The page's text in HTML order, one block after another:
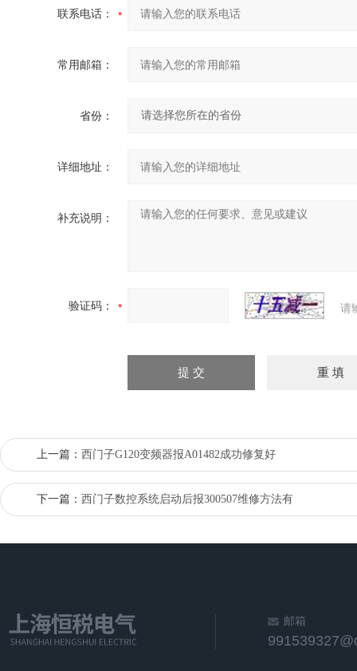
联系电话：
常用邮箱：
省份：
详细地址：
补充说明：
验证码： 请
上一篇： 西门子G120变频器报A01482成功修复好
下一篇： 西门子数控系统启动后报300507维修方法有
邮箱